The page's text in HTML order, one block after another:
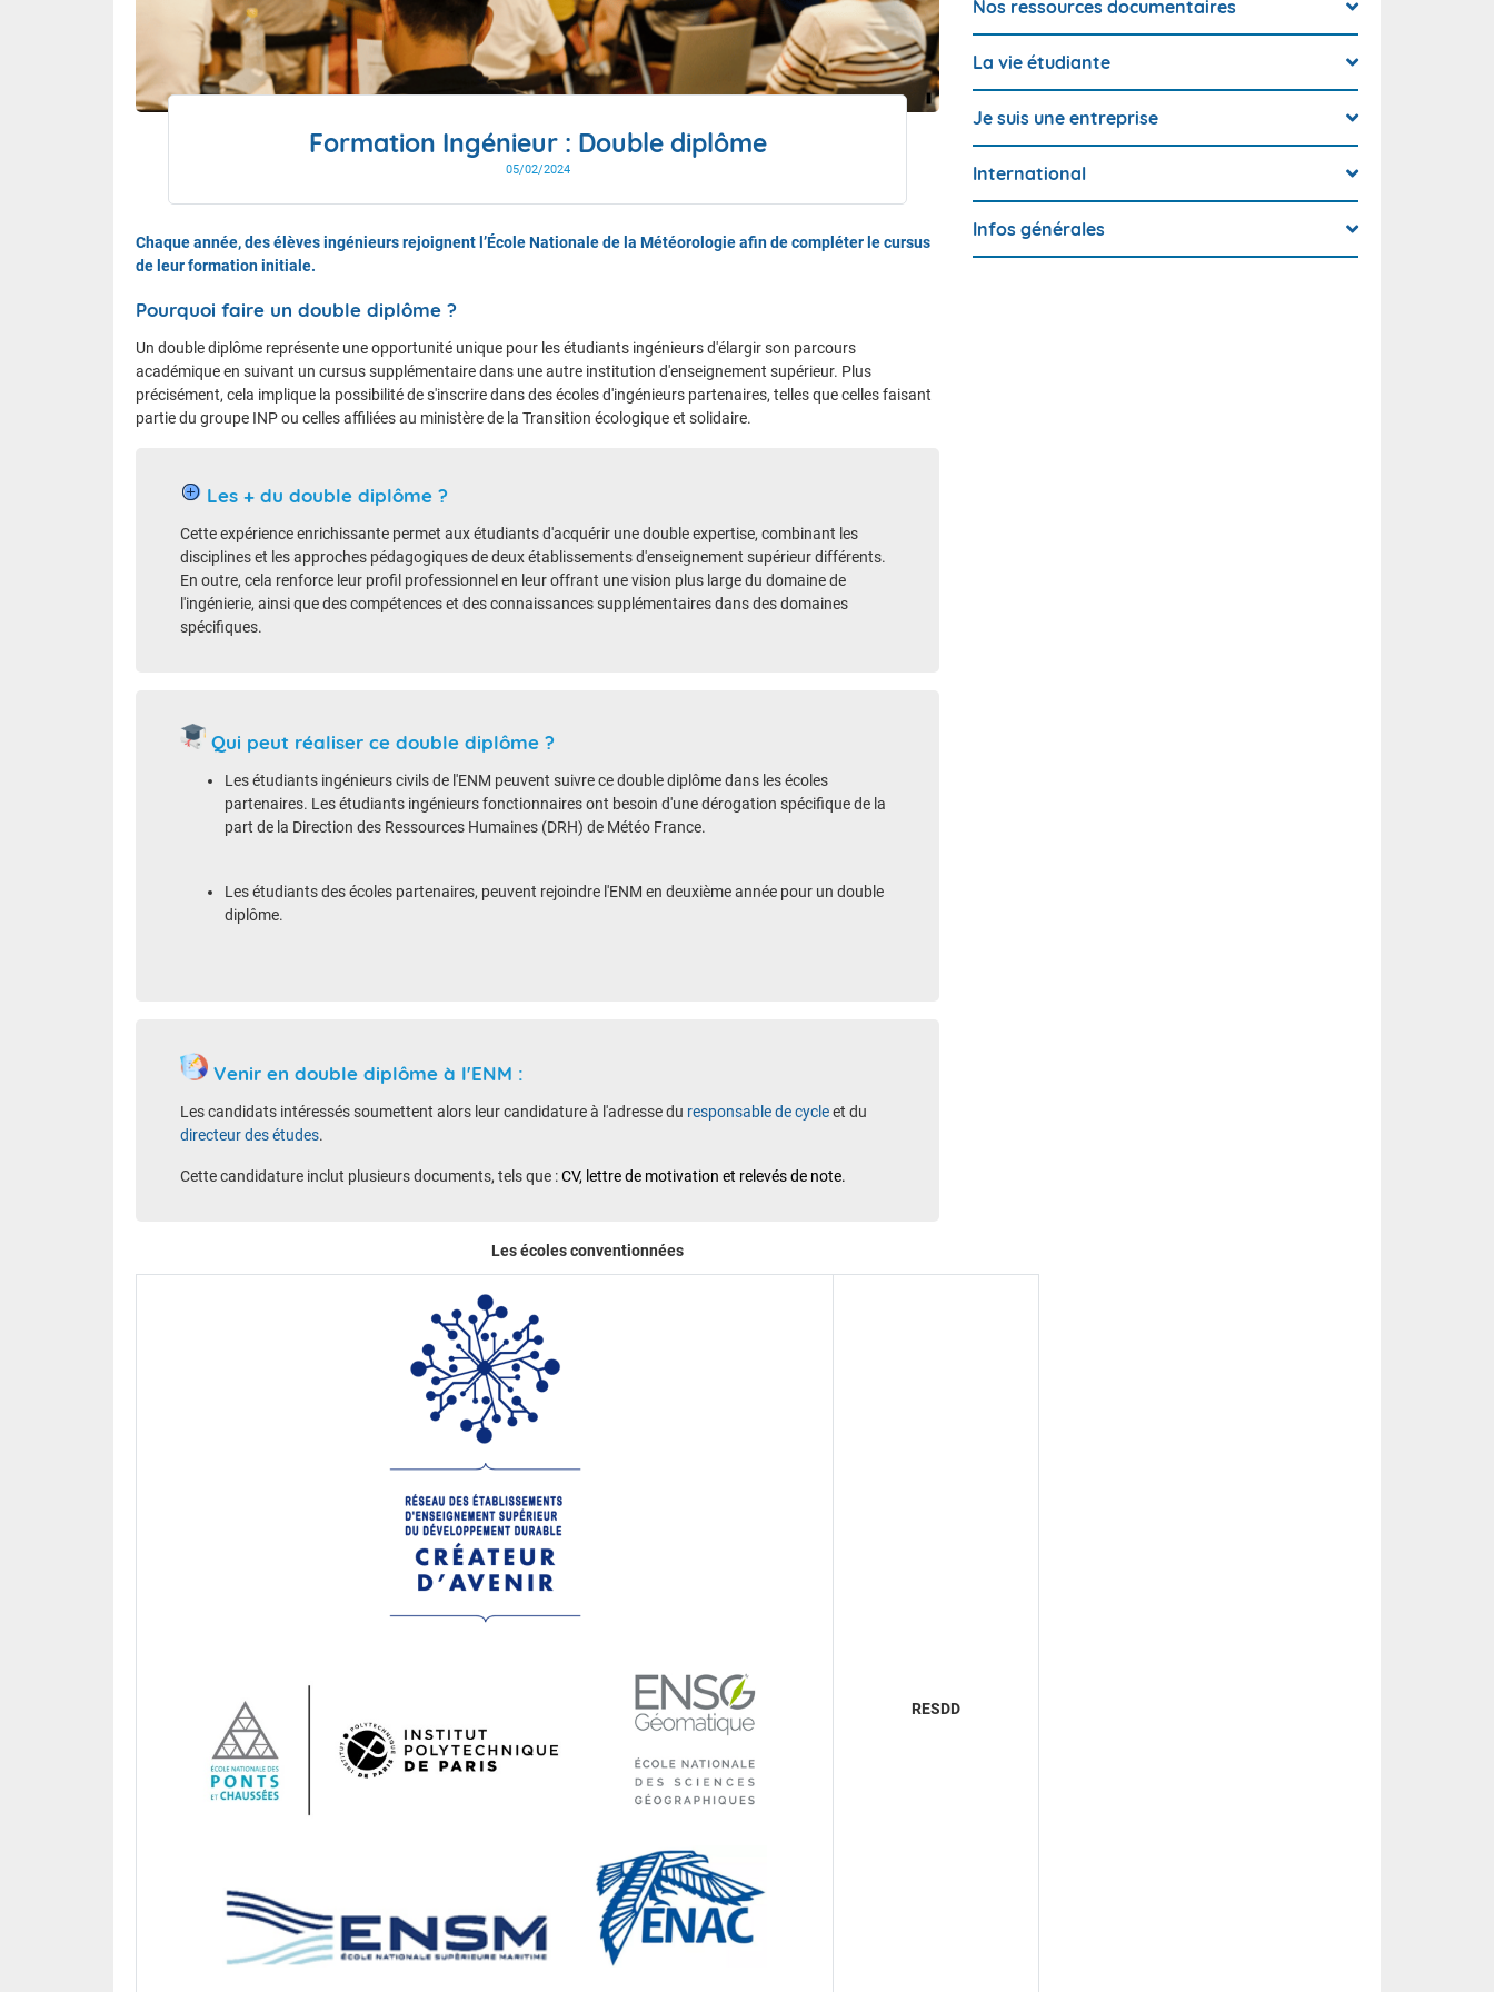
Le calendrier de l'année
Nous contacter et venir à l'ENMFormation Ingénieur : Double diplôme
05/02/2024
Chaque année, des élèves ingénieurs rejoignent l’École Nationale de la Météorologie afin de compléter le cursus
de leur formation initiale.
Pourquoi faire un double diplôme ?
Un double diplôme représente une opportunité unique pour les étudiants ingénieurs d'élargir son parcours
académique en suivant un cursus supplémentaire dans une autre institution d'enseignement supérieur. Plus
précisément, cela implique la possibilité de s'inscrire dans des écoles d'ingénieurs partenaires, telles que celles faisant
partie du groupe INP ou celles affiliées au ministère de la Transition écologique et solidaire.
Les + du double diplôme ?
Cette expérience enrichissante permet aux étudiants d'acquérir une double expertise, combinant les
disciplines et les approches pédagogiques de deux établissements d'enseignement supérieur différents.
En outre, cela renforce leur profil professionnel en leur offrant une vision plus large du domaine de
l'ingénierie, ainsi que des compétences et des connaissances supplémentaires dans des domaines
spécifiques.
Qui peut réaliser ce double diplôme ?
Les étudiants ingénieurs civils de l'ENM peuvent suivre ce double diplôme dans les écoles
partenaires. Les étudiants ingénieurs fonctionnaires ont besoin d'une dérogation spécifique de la
part de la Direction des Ressources Humaines (DRH) de Météo France.
Les étudiants des écoles partenaires, peuvent rejoindre l'ENM en deuxième année pour un double
diplôme.
Venir en double diplôme à l'ENM :
L es candidats intéressés soumettent alors leur candidature à l'adresse du responsable de cycleet du
directeur des études.
Cette candidature inclut plusieurs documents, tels que :CV, lettre de motivation et relevés de note.
Les écoles conventionnées
RESDD
Nos ressources documentaires
La vie étudiante
Je suis une entreprise
International
Infos générales